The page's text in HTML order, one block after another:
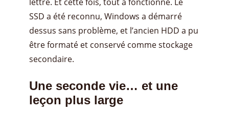
lettre. Et cette fois, tout a fonctionné. Le
SSD a été reconnu, Windows a démarré
dessus sans problème, et l’ancien HDD a pu
être formaté et conservé comme stockage
secondaire.
Une seconde vie… et une
leçon plus large